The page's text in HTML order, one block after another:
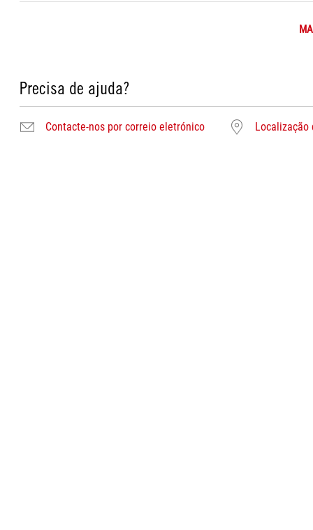
Precisa de ajuda?
Contacte-nos por correio eletrónico Localização